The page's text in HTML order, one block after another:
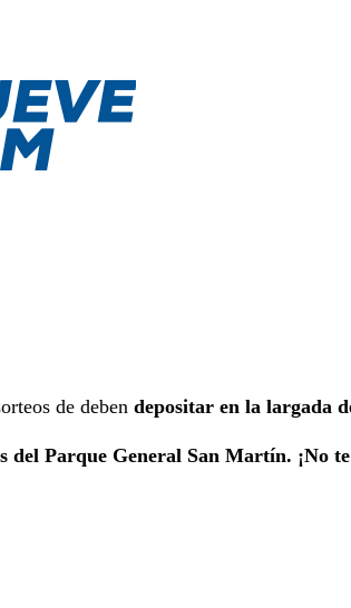
de deben depositar en la largada
del Parque General San Martín. ¡No